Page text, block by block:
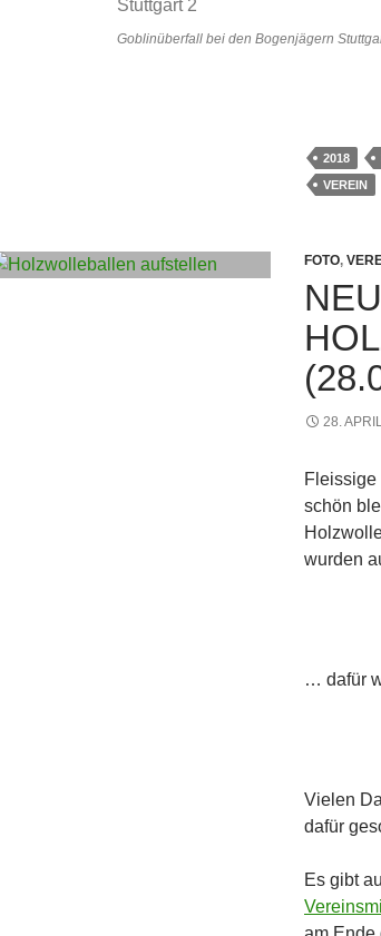
Goblinüberfall bei den Bogenjägern
2018
VEREIN
FOTO,
28.
Fleissige
schön
wurden
… dafür
Vielen
dafür
Es gibt